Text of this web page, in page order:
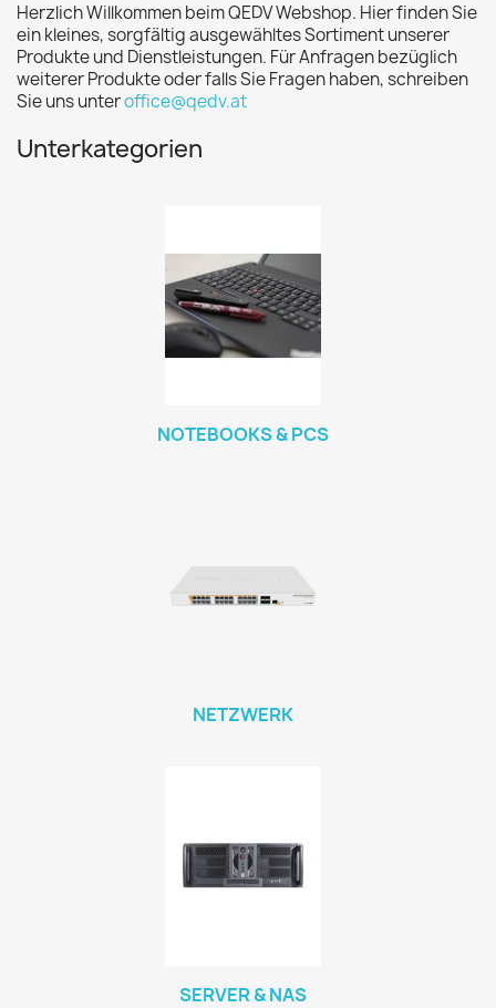
Herzlich Willkommen beim QEDV Webshop. Hier finden Sie
ein kleines, sorgfältig ausgewähltes Sortiment unserer
Produkte und Dienstleistungen. Für Anfragen bezüglich
weiterer Produkte oder falls Sie Fragen haben, schreiben
Sie uns unteroffice@qedv.at
Unterkategorien
NOTEBOOKS & PCS
NETZWERK
SERVER & NAS